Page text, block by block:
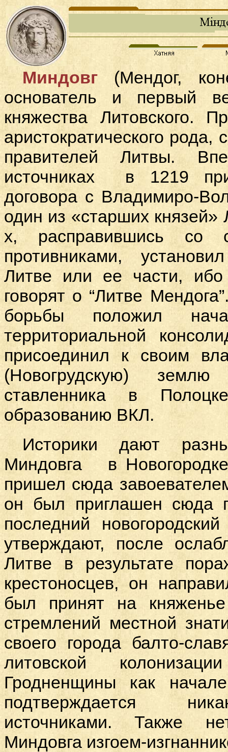
Миндовг (Мендог,
основатель и первый
княжества Литовского.
аристократического рода,
правителей Литвы.
источниках в 1219
договора с Владимиро-
один из «старших
х, расправившись со
противниками,
Литве или ее части,
говорят о “Литве
борьбы положил
территориальной
присоединил к своим
(Новогрудскую)
ставленника в
образованию ВКЛ.
Историки дают
Миндовга в
пришел сюда
он был приглашен сюда
последний
утверждают, после
Литве в результате
крестоносцев, он
был принят на
стремлений местной
своего города балто-
литовской
Гродненщины как
подтверждается
источниками. Также
Миндовга изгоем-